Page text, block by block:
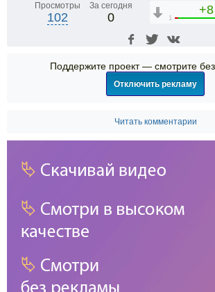
Просмотры
102
За сегодня
0
+8
1
Поддержите проект — смотрите
Отключить рекламу
Читать комментарии